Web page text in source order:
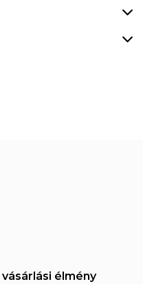
élmény